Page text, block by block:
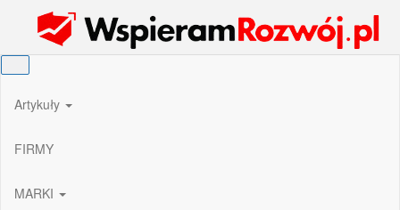
Wspieram Rozwój PL
Artykuły
FIRMY
MARKI